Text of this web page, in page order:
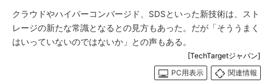
クラウドやハイパーコンバージド、SDSといった新技術は、スト
レージの新たな常識となるとの見方もあった。だが「そううまく
はいっていないのではないか」との声もある。
[TechTargetジャパン]
PC用表示
関連情報